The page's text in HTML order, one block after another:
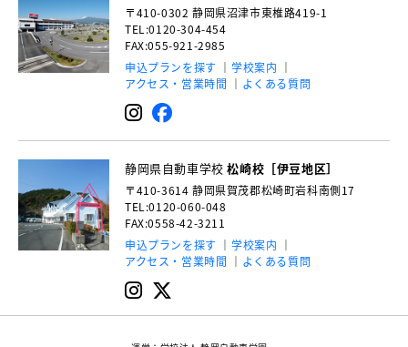
〒410-0302 静岡県沼津市東椎路419-1
TEL:0120-304-454
FAX:055-921-2985
申込プランを探す
学校案内
アクセス・営業時間
よくある質問
静岡県自動車学校松崎校［伊豆地区］
〒410-3614 静岡県賀茂郡松崎町岩科南側17
TEL:0120-060-048
FAX:0558-42-3211
申込プランを探す
学校案内
アクセス・営業時間
よくある質問